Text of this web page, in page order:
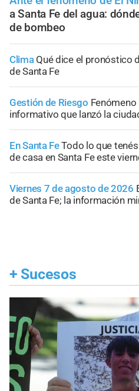
a Santa Fe del agua:
de bombeo
Clima Qué dice el pronóstico
de Santa Fe
Gestión de Riesgo Fenómeno
informativo que lanzó la
En Santa FeTodo lo que
de casa en Santa Fe este
Viernes 7 de agosto de 2026
de Santa Fe; la información
+ Sucesos